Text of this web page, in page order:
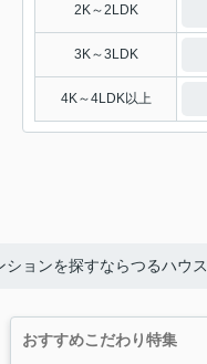
2K～2LDK
3K～3LDK
4K～4LDK以上
ョンを探すならつるハウス
おすすめこだわり特集